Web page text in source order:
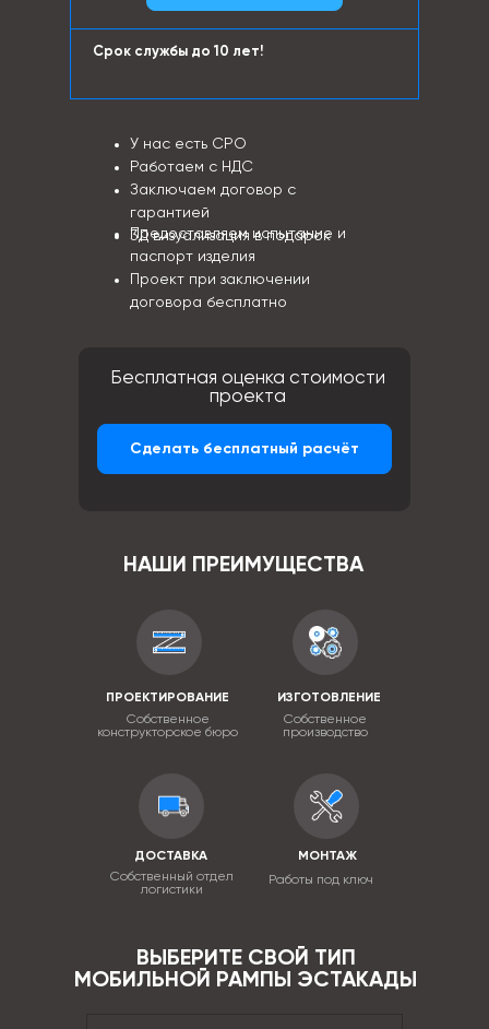
Срок службы до 10 лет!
Предоставляем испытание и
паспорт изделия
Проект при заключении
договора бесплатно
У нас есть СРО
Работаем с НДС
Заключаем договор с
гарантией
3Д визуализация в подарок
НАШИ ПРЕИМУЩЕСТВА
ПРОЕКТИРОВАНИЕ
Собственное
конструкторское бюро
ИЗГОТОВЛЕНИЕ
Собственное
производство
ДОСТАВКА
Собственный отдел
логистики
МОНТАЖ
Работы под ключ
Бесплатная оценка стоимости
проекта
Сделать бесплатный расчёт
ВЫБЕРИТЕ СВОЙ ТИП
МОБИЛЬНОЙ РАМПЫ ЭСТАКАДЫ